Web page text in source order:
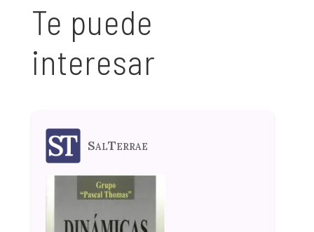
Te puede
interesar
SalTerrae